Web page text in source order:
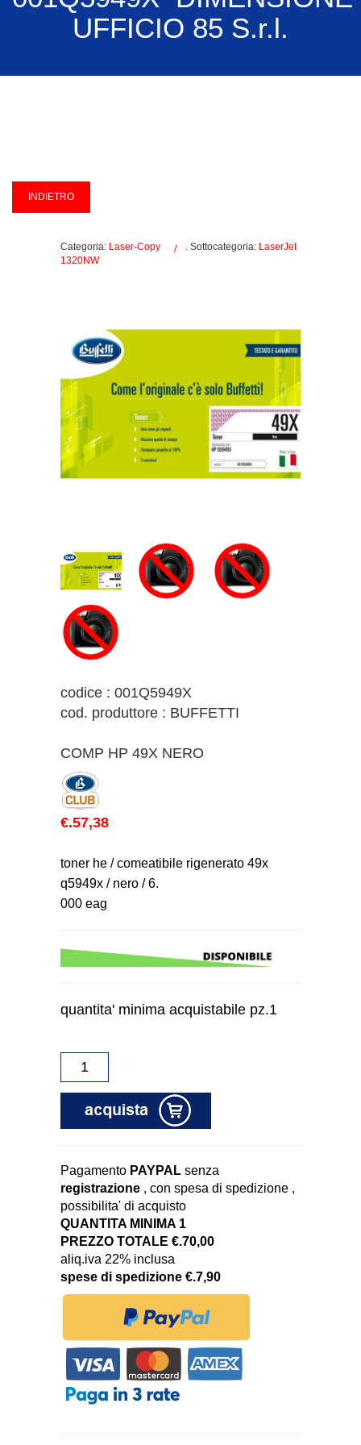
UFFICIO 85 S.r.l.
Categoria: Laser-Copy . Sottocategoria: LaserJet
1320NW
codice : 001Q5949X
cod. produttore : BUFFETTI
COMP HP 49X NERO
€.57,38
toner he / comeatibile rigenerato 49x
q5949x / nero / 6.
000 eag
quantita' minima acquistabile pz.1
Pagamento PAYPAL senza
registrazione , con spesa di spedizione ,
possibilita' di acquisto
QUANTITA MINIMA 1
PREZZO TOTALE €.70,00
aliq.iva 22% inclusa
spese di spedizione €.7,90